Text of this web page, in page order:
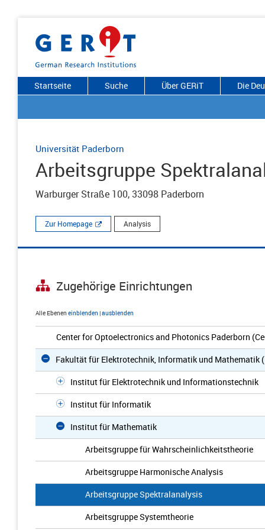
Startseite Suche Über GERiT Die
Universität Paderborn
Arbeitsgruppe
Warburger Straße 100, 33098 Paderborn
Zur Homepage Analysis
Zugehörige Einrichtungen
Alle Ebenen einblenden |ausblenden
Center for Optoelectronics and Photonics Paderborn
Fakultät für Elektrotechnik, Informatik und Mathematik
Institut für Elektrotechnik und Informationstechnik
Institut für Informatik
Institut für Mathematik
Arbeitsgruppe für Wahrscheinlichkeitstheorie
Arbeitsgruppe Harmonische Analysis
Arbeitsgruppe Spektralanalysis
Arbeitsgruppe Systemtheorie